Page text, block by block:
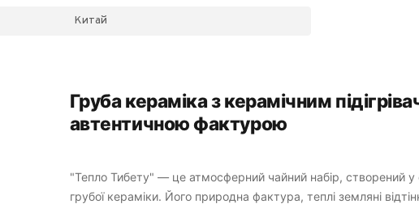
Китай
Груба кераміка з керамічним
автентичною фактурою
"Тепло Тибету" — це атмосферний чайний набір, створений у
грубої кераміки. Його природна фактура, теплі земляні